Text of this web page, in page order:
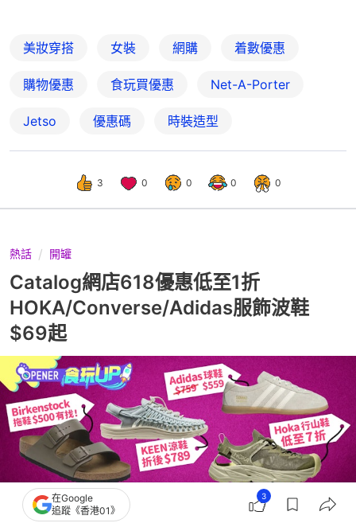
美妝穿搭 女裝 網購 着數優惠
購物優惠 食玩買優惠 Net-A-Porter
Jetso 優惠碼 時裝造型
3 0 0 0 0
熱話 開罐
Catalog網店618優惠低至1折
HOKA/Converse/Adidas服飾波鞋
$69起
在Google
追蹤《香港01》
3